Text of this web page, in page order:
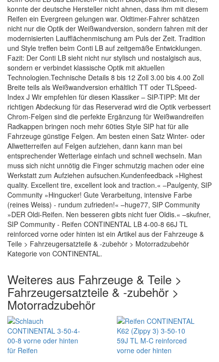
konnte der deutsche Hersteller nicht ahnen, dass ihm mit diesem
Reifen ein Evergreen gelungen war. Oldtimer-Fahrer schätzen
nicht nur die Optik der Weißwandversion, sondern fahren mit der
modernisierten Laufflächenmischung am Puls der Zeit. Tradition
und Style treffen beim Conti LB auf zeitgemäße Entwicklungen.
Fazit: Der Conti LB sieht nicht nur stylisch und nostalgisch aus,
sondern er verbindet klassische Optik mit aktuellen
Technologien.Technische Details 8 bis 12 Zoll 3.00 bis 4.00 Zoll
Breite teils als Weißwandversion erhältlich TT oder TLSpeed-
Index J Wir empfehlen für diesen Klassiker – SIP-TIPP: Mit der
richtigen Abdeckung für das Reserverad wird die Optik verbessert
Chrom-Felgen sind die perfekte Ergänzung für Weißwandreifen
Radkappen bringen noch mehr 60ties Style SIP hat für alle
Fahrzeuge günstige Felgen. Am besten einen Satz Winter- oder
Allwetterreifen auf Felgen aufziehen, dann kann man bei
entsprechender Wetterlage einfach und schnell wechseln. Man
muss sich nicht unnötig die Finger schmutzig machen oder eine
Werkstatt zum Aufziehen aufsuchen.Kundenfeedback »Highest
quality. Excellent tire, excellent look and traction.« –Paulgenty, SIP
Community »Hingucker! Gute Verarbeitung, intensive Farbe
(reines Weiss) - rundum zufrieden!« –huge77, SIP Community
»DER Oldi-Reifen. Nen besseren gibts nicht fuer Oldis.« –skufner,
SIP Community - Reifen CONTINENTAL LB 4-00-8 66J TL
reinforced vorne oder hinten ist ein Artikel aus der Fahrzeuge &
Teile > Fahrzeugersatzteile & -zubehör > Motorradzubehör
Kategorie von CONTINENTAL.
Weiteres aus Fahrzeuge & Teile >
Fahrzeugersatzteile & -zubehör >
Motorradzubehör